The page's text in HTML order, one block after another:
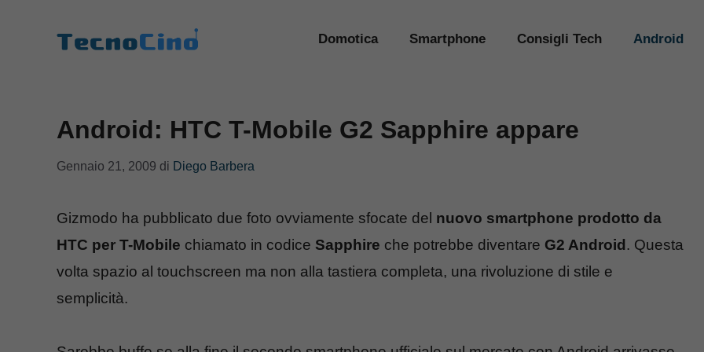
Domotica Smartphone Consigli Tech Android
Android: HTC T-Mobile G2 Sapphire appare
Gennaio 21, 2009 di Diego Barbera
Gizmodo ha pubblicato due foto ovviamente sfocate del nuovo smartphone prodotto da
HTC per T-Mobile chiamato in codice Sapphire che potrebbe diventare G2 Android . Questa
volta spazio al touchscreen ma non alla tastiera completa, una rivoluzione di stile e
semplicità.